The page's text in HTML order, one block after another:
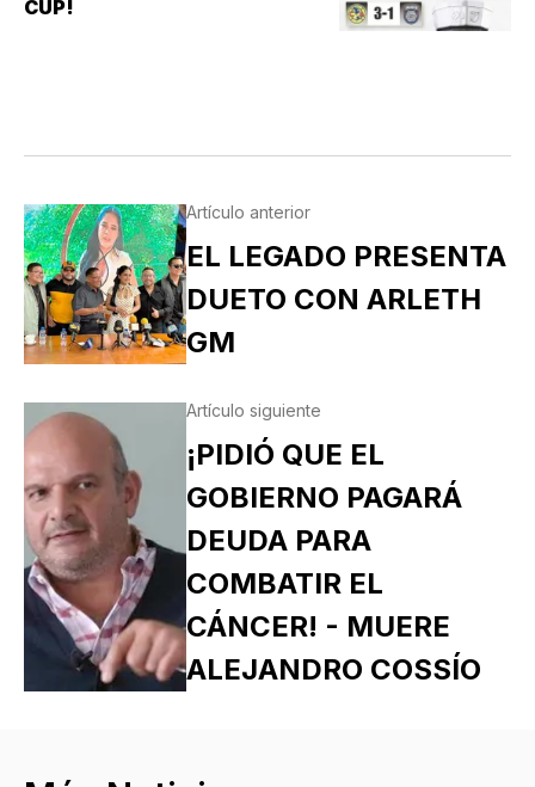
CUP!
Artículo anterior
EL LEGADO PRESENTA
DUETO CON ARLETH
GM
Artículo siguiente
¡PIDIÓ QUE EL
GOBIERNO PAGARÁ
DEUDA PARA
COMBATIR EL
CÁNCER! - MUERE
ALEJANDRO COSSÍO